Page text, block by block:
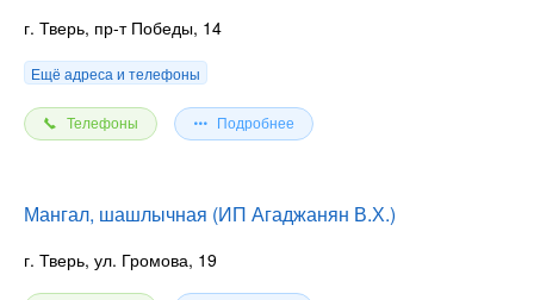
г. Тверь, пр-т Победы, 14
Ещё адреса и телефоны
Телефоны Подробнее
Мангал, шашлычная (ИП Агаджанян В.Х.)
г. Тверь, ул. Громова, 19